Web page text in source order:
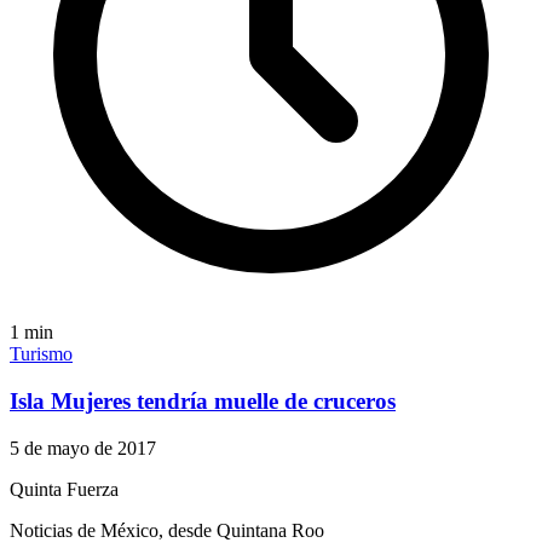
1 min
Turismo
Isla Mujeres tendría muelle de cruceros
5 de mayo de 2017
Quinta Fuerza
Noticias de México, desde Quintana Roo